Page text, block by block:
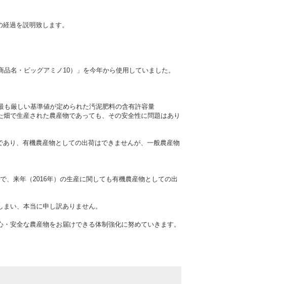
過を説明致します。
名・ビッグアミノ10）」を今年から使用していました。
厳しい基準値が定められた汚泥肥料の含有許容量
で生産された農産物であっても、その安全性に問題はあり
り、有機農産物としての出荷はできませんが、一般農産物
、来年（2016年）の生産に関しても有機農産物としての出
い、本当に申し訳ありません。
安全な農産物をお届けできる体制強化に努めていきます。